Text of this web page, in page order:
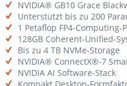
NVIDIA® GB10 Grace
Unterstützt bis zu 200
1 Petaflop FP4-Computing-
128GB Coherent-Unified-
Bis zu 4 TB NVMe-Storage
NVIDIA® ConnectX®-7
NVIDIA AI Software-Stack